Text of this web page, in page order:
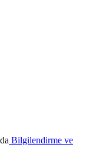
Bilgilendirme ve